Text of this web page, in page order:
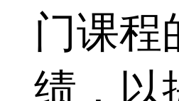
门课程
绩，以